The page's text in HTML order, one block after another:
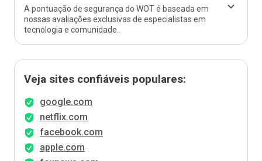
A pontuação de segurança do WOT é baseada em
nossas avaliações exclusivas de especialistas em
tecnologia e comunidade.
Veja sites confiáveis populares:
google.com
netflix.com
facebook.com
apple.com